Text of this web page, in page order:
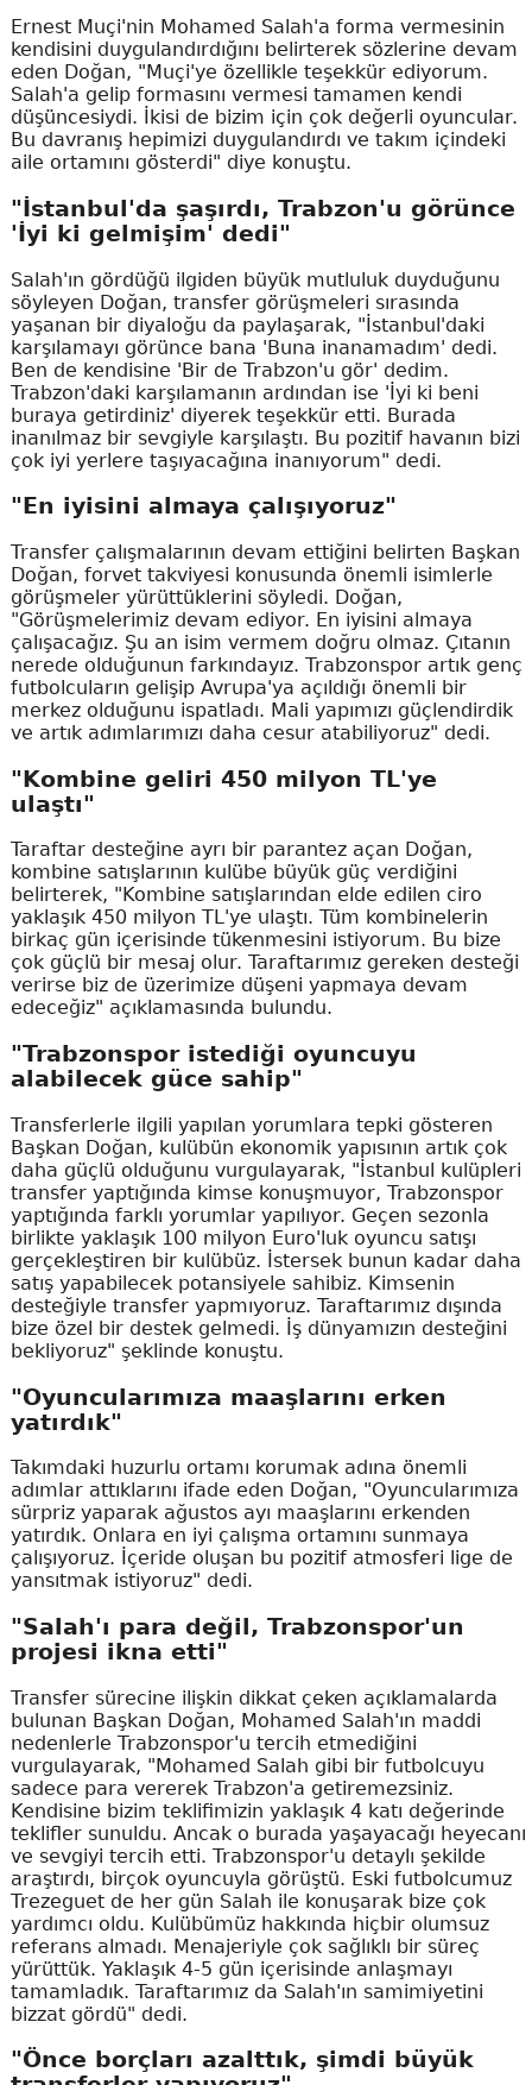
Ernest Muçi'nin Mohamed Salah'a forma vermesinin
kendisini duygulandırdığını belirterek sözlerine devam
eden Doğan, "Muçi'ye özellikle teşekkür ediyorum.
Salah'a gelip formasını vermesi tamamen kendi
düşüncesiydi. İkisi de bizim için çok değerli oyuncular.
Bu davranış hepimizi duygulandırdı ve takım içindeki
aile ortamını gösterdi" diye konuştu.
"İstanbul'da şaşırdı, Trabzon'u görünce
'İyi ki gelmişim' dedi"
Salah'ın gördüğü ilgiden büyük mutluluk duyduğunu
söyleyen Doğan, transfer görüşmeleri sırasında
yaşanan bir diyaloğu da paylaşarak, "İstanbul'daki
karşılamayı görünce bana 'Buna inanamadım' dedi.
Ben de kendisine 'Bir de Trabzon'u gör' dedim.
Trabzon'daki karşılamanın ardından ise 'İyi ki beni
buraya getirdiniz' diyerek teşekkür etti. Burada
inanılmaz bir sevgiyle karşılaştı. Bu pozitif havanın bizi
çok iyi yerlere taşıyacağına inanıyorum" dedi.
"En iyisini almaya çalışıyoruz"
Transfer çalışmalarının devam ettiğini belirten Başkan
Doğan, forvet takviyesi konusunda önemli isimlerle
görüşmeler yürüttüklerini söyledi. Doğan,
"Görüşmelerimiz devam ediyor. En iyisini almaya
çalışacağız. Şu an isim vermem doğru olmaz. Çıtanın
nerede olduğunun farkındayız. Trabzonspor artık genç
futbolcuların gelişip Avrupa'ya açıldığı önemli bir
merkez olduğunu ispatladı. Mali yapımızı güçlendirdik
ve artık adımlarımızı daha cesur atabiliyoruz" dedi.
"Kombine geliri 450 milyon TL'ye
ulaştı"
Taraftar desteğine ayrı bir parantez açan Doğan,
kombine satışlarının kulübe büyük güç verdiğini
belirterek, "Kombine satışlarından elde edilen ciro
yaklaşık 450 milyon TL'ye ulaştı. Tüm kombinelerin
birkaç gün içerisinde tükenmesini istiyorum. Bu bize
çok güçlü bir mesaj olur. Taraftarımız gereken desteği
verirse biz de üzerimize düşeni yapmaya devam
edeceğiz" açıklamasında bulundu.
"Trabzonspor istediği oyuncuyu
alabilecek güce sahip"
Transferlerle ilgili yapılan yorumlara tepki gösteren
Başkan Doğan, kulübün ekonomik yapısının artık çok
daha güçlü olduğunu vurgulayarak, "İstanbul kulüpleri
transfer yaptığında kimse konuşmuyor, Trabzonspor
yaptığında farklı yorumlar yapılıyor. Geçen sezonla
birlikte yaklaşık 100 milyon Euro'luk oyuncu satışı
gerçekleştiren bir kulübüz. İstersek bunun kadar daha
satış yapabilecek potansiyele sahibiz. Kimsenin
desteğiyle transfer yapmıyoruz. Taraftarımız dışında
bize özel bir destek gelmedi. İş dünyamızın desteğini
bekliyoruz" şeklinde konuştu.
"Oyuncularımıza maaşlarını erken
yatırdık"
Takımdaki huzurlu ortamı korumak adına önemli
adımlar attıklarını ifade eden Doğan, "Oyuncularımıza
sürpriz yaparak ağustos ayı maaşlarını erkenden
yatırdık. Onlara en iyi çalışma ortamını sunmaya
çalışıyoruz. İçeride oluşan bu pozitif atmosferi lige de
yansıtmak istiyoruz" dedi.
"Salah'ı para değil, Trabzonspor'un
projesi ikna etti"
Transfer sürecine ilişkin dikkat çeken açıklamalarda
bulunan Başkan Doğan, Mohamed Salah'ın maddi
nedenlerle Trabzonspor'u tercih etmediğini
vurgulayarak, "Mohamed Salah gibi bir futbolcuyu
sadece para vererek Trabzon'a getiremezsiniz.
Kendisine bizim teklifimizin yaklaşık 4 katı değerinde
teklifler sunuldu. Ancak o burada yaşayacağı heyecanı
ve sevgiyi tercih etti. Trabzonspor'u detaylı şekilde
araştırdı, birçok oyuncuyla görüştü. Eski futbolcumuz
Trezeguet de her gün Salah ile konuşarak bize çok
yardımcı oldu. Kulübümüz hakkında hiçbir olumsuz
referans almadı. Menajeriyle çok sağlıklı bir süreç
yürüttük. Yaklaşık 4-5 gün içerisinde anlaşmayı
tamamladık. Taraftarımız da Salah'ın samimiyetini
bizzat gördü" dedi.
"Önce borçları azalttık, şimdi büyük